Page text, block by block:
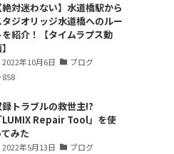
絶対迷わない】水道橋駅から
タジオリッジ水道橋へのルー
を紹介！【タイムラプス動
2022年10月6日
ブログ
858
トラブルの救世主!?
LUMIX Repair Tool」を使
てみた
2022年5月13日
ブログ